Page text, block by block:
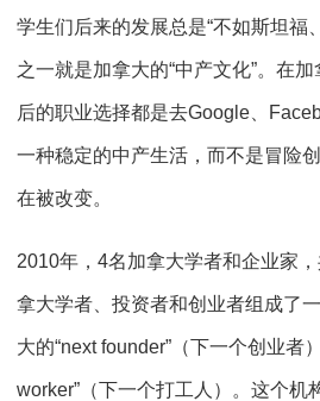
学生们后来的发展总是“不如斯坦福
之一就是加拿大的“中产文化”。在
后的职业选择都是去Google、
一种稳定的中产生活，而不是冒险
在被改变。
2010年，4名加拿大学者和企业家
拿大学者、投资者和创业者组成了
大的“next founder”（下一个创业者
worker”（下一个打工人）。这个机